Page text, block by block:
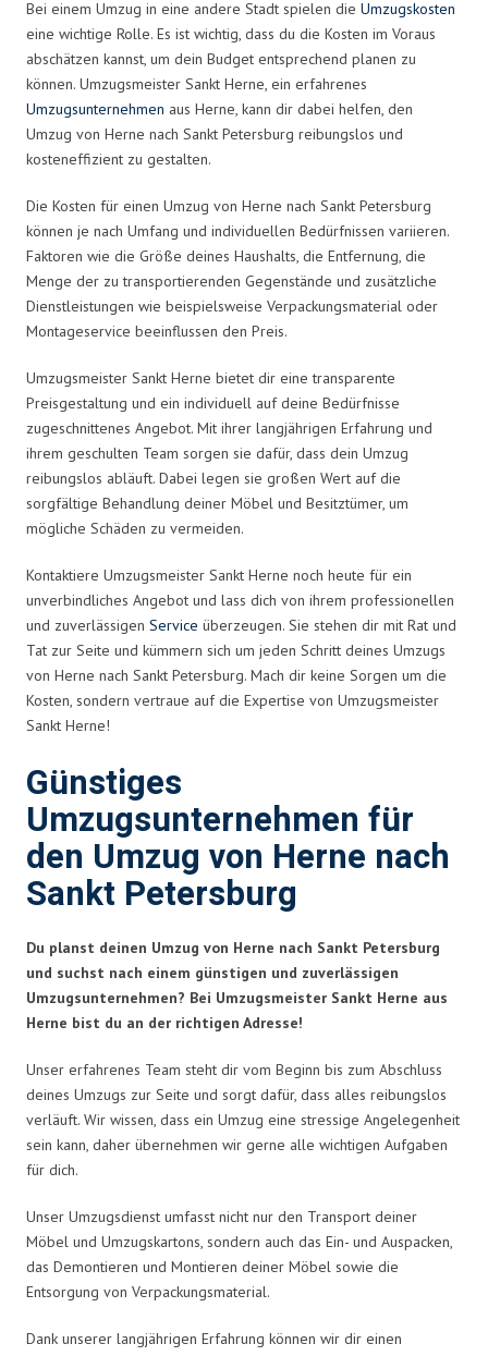
Bei einem Umzug in eine andere Stadt spielen die Umzugskosten
eine wichtige Rolle. Es ist wichtig, dass du die Kosten im Voraus
abschätzen kannst, um dein Budget entsprechend planen zu
können. Umzugsmeister Sankt Herne, ein erfahrenes
Umzugsunternehmen aus Herne, kann dir dabei helfen, den
Umzug von Herne nach Sankt Petersburg reibungslos und
kosteneffizient zu gestalten.
Die Kosten für einen Umzug von Herne nach Sankt Petersburg
können je nach Umfang und individuellen Bedürfnissen variieren.
Faktoren wie die Größe deines Haushalts, die Entfernung, die
Menge der zu transportierenden Gegenstände und zusätzliche
Dienstleistungen wie beispielsweise Verpackungsmaterial oder
Montageservice beeinflussen den Preis.
Umzugsmeister Sankt Herne bietet dir eine transparente
Preisgestaltung und ein individuell auf deine Bedürfnisse
zugeschnittenes Angebot. Mit ihrer langjährigen Erfahrung und
ihrem geschulten Team sorgen sie dafür, dass dein Umzug
reibungslos abläuft. Dabei legen sie großen Wert auf die
sorgfältige Behandlung deiner Möbel und Besitztümer, um
mögliche Schäden zu vermeiden.
Kontaktiere Umzugsmeister Sankt Herne noch heute für ein
unverbindliches Angebot und lass dich von ihrem professionellen
und zuverlässigen Service überzeugen. Sie stehen dir mit Rat und
Tat zur Seite und kümmern sich um jeden Schritt deines Umzugs
von Herne nach Sankt Petersburg. Mach dir keine Sorgen um die
Kosten, sondern vertraue auf die Expertise von Umzugsmeister
Sankt Herne!
Günstiges
Umzugsunternehmen für
den Umzug von Herne nach
Sankt Petersburg
Du planst deinen Umzug von Herne nach Sankt Petersburg
und suchst nach einem günstigen und zuverlässigen
Umzugsunternehmen? Bei Umzugsmeister Sankt Herne aus
Herne bist du an der richtigen Adresse!
Unser erfahrenes Team steht dir vom Beginn bis zum Abschluss
deines Umzugs zur Seite und sorgt dafür, dass alles reibungslos
verläuft. Wir wissen, dass ein Umzug eine stressige Angelegenheit
sein kann, daher übernehmen wir gerne alle wichtigen Aufgaben
für dich.
Unser Umzugsdienst umfasst nicht nur den Transport deiner
Möbel und Umzugskartons, sondern auch das Ein- und Auspacken,
das Demontieren und Montieren deiner Möbel sowie die
Entsorgung von Verpackungsmaterial.
Dank unserer langjährigen Erfahrung können wir dir einen